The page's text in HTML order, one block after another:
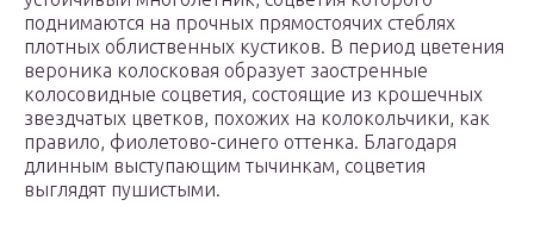
поднимаются на прочных прямостоячих стеблях
плотных облиственных кустиков. В период цветения
вероника колосковая образует заостренные
колосовидные соцветия, состоящие из крошечных
звездчатых цветков, похожих на колокольчики, как
правило, фиолетово-синего оттенка. Благодаря
длинным выступающим тычинкам, соцветия
выглядят пушистыми.